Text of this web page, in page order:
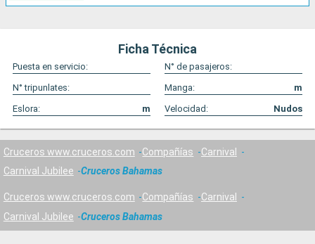
Ficha Técnica
Puesta en servicio:
N° de pasajeros:
N° tripunlates:
Manga:
m
Eslora:
m Velocidad: Nudos
Cruceros www.cruceros.com Compañías
Carnival
Carnival Jubilee
Cruceros Bahamas
Cruceros www.cruceros.com Compañías
Carnival
Carnival Jubilee
Cruceros Bahamas